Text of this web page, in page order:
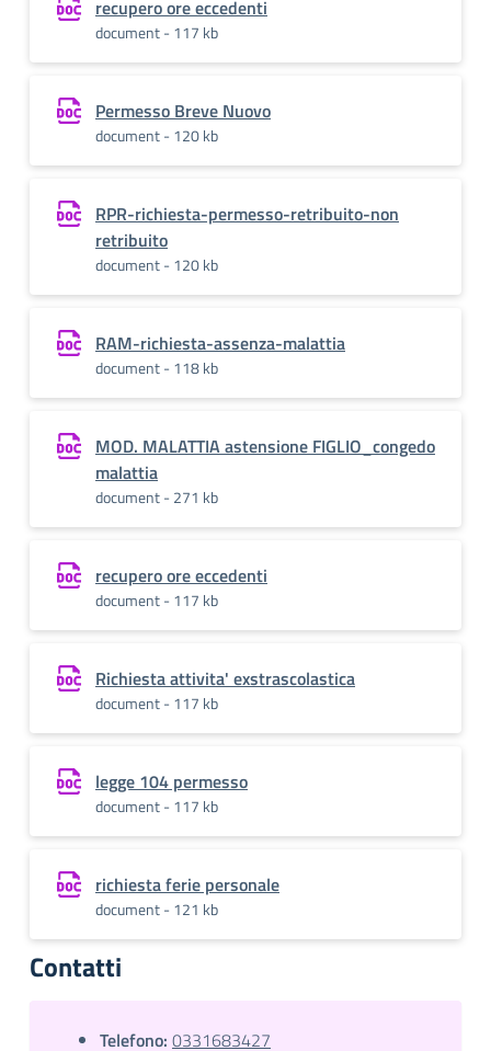
recupero ore eccedenti
document - 117 kb
Permesso Breve Nuovo
document - 120 kb
RPR-richiesta-permesso-retribuito-non
retribuito
document - 120 kb
RAM-richiesta-assenza-malattia
document - 118 kb
MOD. MALATTIA astensione FIGLIO_congedo
malattia
document - 271 kb
recupero ore eccedenti
document - 117 kb
Richiesta attivita' exstrascolastica
document - 117 kb
legge 104 permesso
document - 117 kb
richiesta ferie personale
document - 121 kb
Contatti
Telefono: 0331683427